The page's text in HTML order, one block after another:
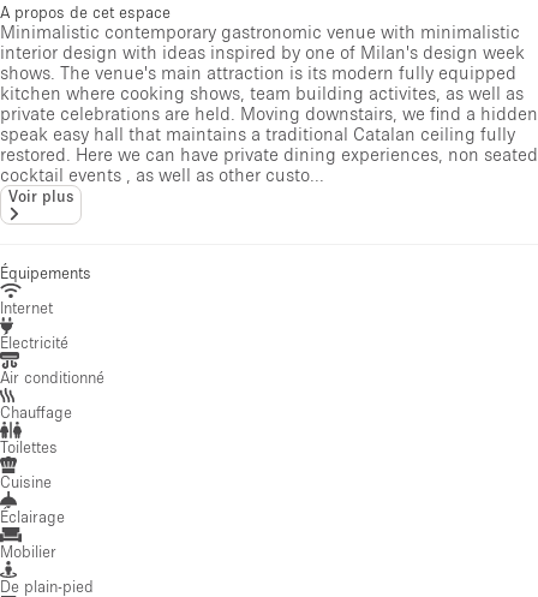
A propos de cet espace
Minimalistic contemporary gastronomic venue with minimalistic
interior design with ideas inspired by one of Milan's design week
shows. The venue's main attraction is its modern fully equipped
kitchen where cooking shows, team building activites, as well as
private celebrations are held. Moving downstairs, we find a hidden
speak easy hall that maintains a traditional Catalan ceiling fully
restored. Here we can have private dining experiences, non seated
cocktail events , as well as other custo...
Voir plus
Équipements
Internet
Électricité
Air conditionné
Chauffage
Toilettes
Cuisine
Éclairage
Mobilier
De plain-pied